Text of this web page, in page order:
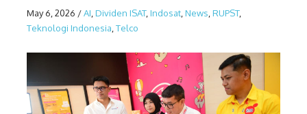
May 6, 2026 /AI Dividen ISAT, Indosat News RUPST,
Teknologi Indonesia Telco